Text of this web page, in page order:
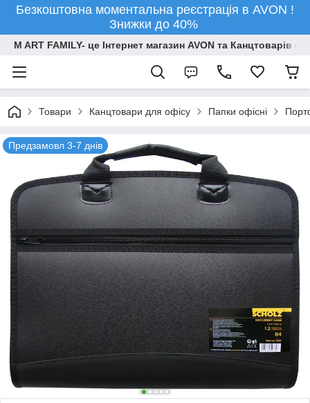
Безкоштовна моментальна реєстрація в AVON !
Знижки до 40%
M ART FAMILY- це Інтернет магазин AVON та Канцтоварів
Товари Канцтовари для офiсу Папки офісні
Предзамовл 3-7 днів